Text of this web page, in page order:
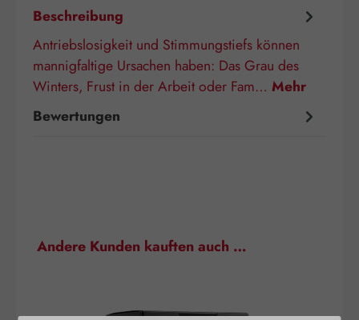
Beschreibung
Antriebslosigkeit und Stimmungstiefs können
mannigfaltige Ursachen haben: Das Grau des
Winters, Frust in der Arbeit oder Fam… Mehr
Bewertungen
Produktgalerie überspringen
Andere Kunden kauften auch …